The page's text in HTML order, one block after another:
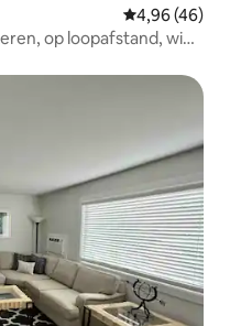
Gemiddelde
4,96 (46)
op loopafstand, wifi,